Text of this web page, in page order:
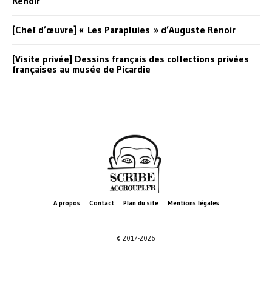
[Chef d’œuvre] « Les Parapluies » d’Auguste Renoir
[Visite privée] Dessins français des collections privées
françaises au musée de Picardie
A propos Contact Plan du site Mentions légales
© 2017-2026